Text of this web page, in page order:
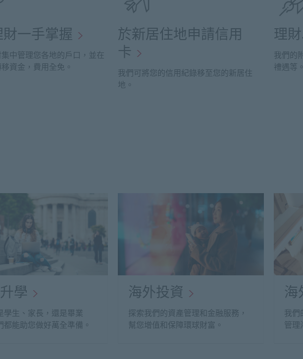
一手掌握
中管理您各地的戶口，並在
資金，費用全免。
於新居住地申請信用
卡
我們可將您的信用紀錄移至您的新居住
地。
理
我們的
禮遇等。
學
學生、家長，還是畢業
都能助您做好萬全準備。
海外投資
探索我們的資產管理和金融服務，
幫您增值和保障環球財富。
海
我們
管理